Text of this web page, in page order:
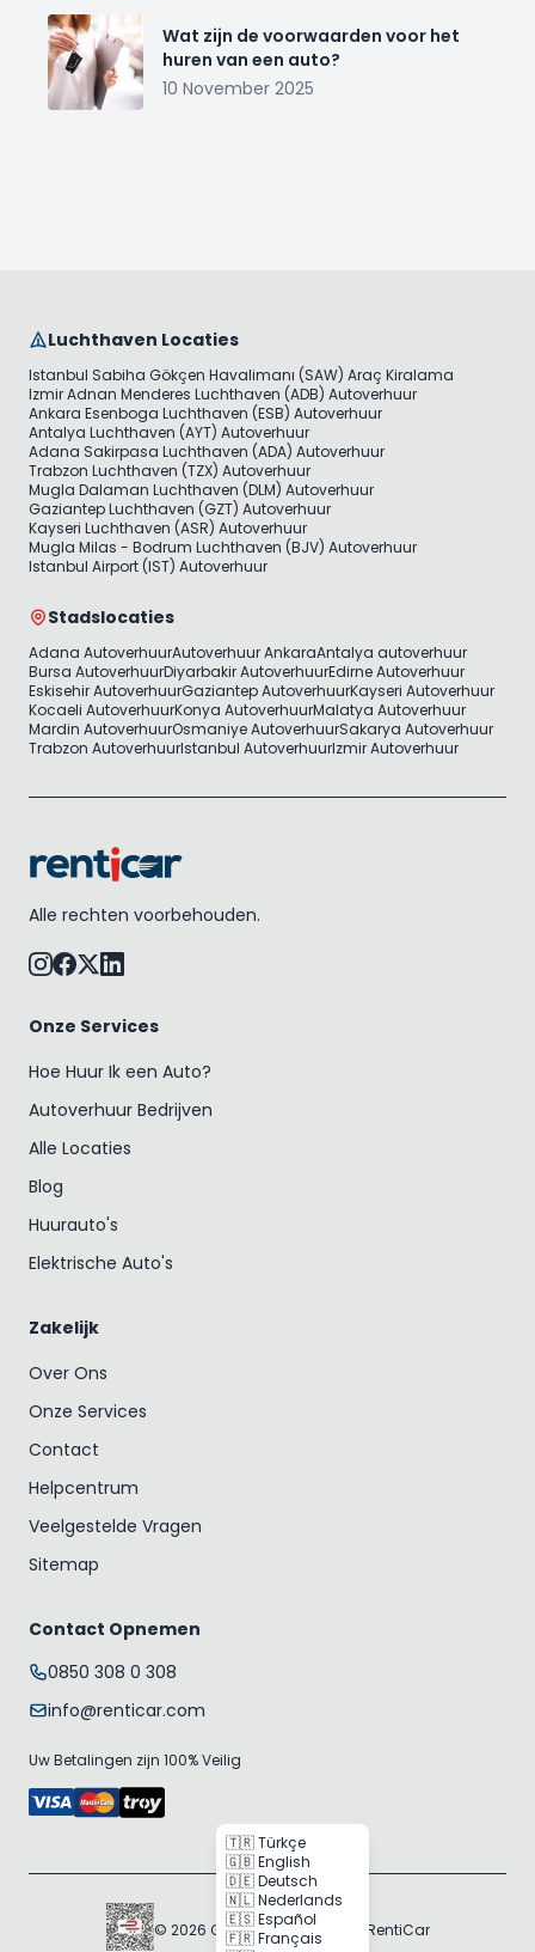
Wat zijn de voorwaarden voor het
huren van een auto?
10 November 2025
Luchthaven Locaties
Istanbul Sabiha Gökçen Havalimanı (SAW) Araç Kiralama
Izmir Adnan Menderes Luchthaven (ADB) Autoverhuur
Ankara Esenboga Luchthaven (ESB) Autoverhuur
Antalya Luchthaven (AYT) Autoverhuur
Adana Sakirpasa Luchthaven (ADA) Autoverhuur
Trabzon Luchthaven (TZX) Autoverhuur
Mugla Dalaman Luchthaven (DLM) Autoverhuur
Gaziantep Luchthaven (GZT) Autoverhuur
Kayseri Luchthaven (ASR) Autoverhuur
Mugla Milas - Bodrum Luchthaven (BJV) Autoverhuur
Istanbul Airport (IST) Autoverhuur
Stadslocaties
Adana AutoverhuurAutoverhuur AnkaraAntalya autoverhuur
Bursa AutoverhuurDiyarbakir AutoverhuurEdirne Autoverhuur
Eskisehir AutoverhuurGaziantep AutoverhuurKayseri Autoverhuur
Kocaeli AutoverhuurKonya AutoverhuurMalatya Autoverhuur
Mardin AutoverhuurOsmaniye AutoverhuurSakarya Autoverhuur
Trabzon AutoverhuurIstanbul AutoverhuurIzmir Autoverhuur
Alle rechten voorbehouden.
Onze Services
Hoe Huur Ik een Auto?
Autoverhuur Bedrijven
Alle Locaties
Blog
Huurauto's
Elektrische Auto's
Zakelijk
Over Ons
Onze Services
Contact
Helpcentrum
Veelgestelde Vragen
Sitemap
Contact Opnemen
0850 308 0 308
info@renticar.com
Uw Betalingen zijn 100% Veilig
© 2026 Gogocar Bilişim A.Ş. | RentiCar
🇹🇷 Türkçe
🇬🇧 English
🇩🇪 Deutsch
🇳🇱 Nederlands
🇪🇸 Español
🇫🇷 Français